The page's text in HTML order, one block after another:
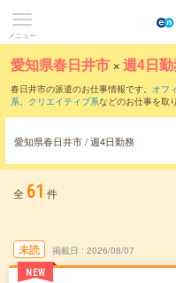
メニュー
愛知県春日井市 ×週4日
春日井市の派遣のお仕事情報です。 オフ
系、 クリエイティブ系などのお仕事を取
愛知県春日井市 / 週4日勤務
全 61 件
未読
NEW
掲載日 2026/08/07